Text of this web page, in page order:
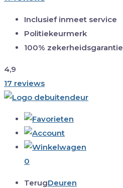
Inclusief inmeet service
Politiekeurmerk
100% zekerheidsgarantie
4,9
17 reviews
0
TerugDeuren